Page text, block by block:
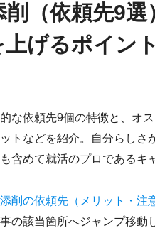
削（依頼先9
上げるポイント
な依頼先9個の特徴と、オ
トなどを紹介。自分らしさ
含めて就活のプロであるキ
削の依頼先（メリット・注
の該当箇所へジャンプ移動